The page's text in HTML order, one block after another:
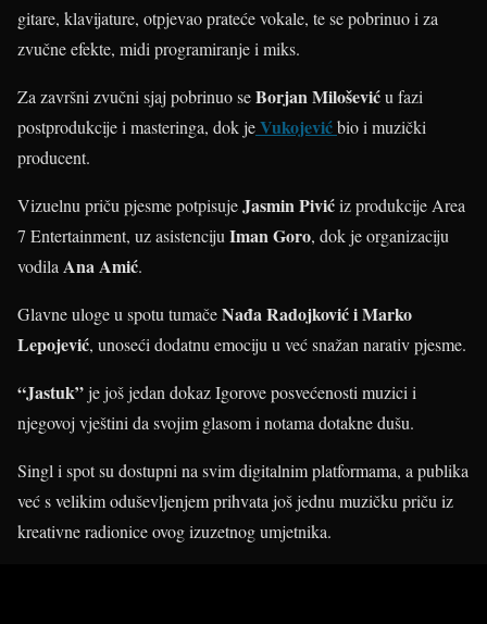
gitare, klavijature, otpjevao prateće vokale, te se pobrinuo i za
zvučne efekte, midi programiranje i miks.
Za završni zvučni sjaj pobrinuo seBorjan Miloševiću fazi
postprodukcije i masteringa, dok jeVukojevićbio i muzički
producent.
Vizuelnu priču pjesme potpisujeJasmin Pivićiz produkcije Area
7 Entertainment, uz asistenciju Iman Goro, dok je organizaciju
vodila Ana Amić.
Glavne uloge u spotu tumačeNađa Radojković i Marko
Lepojević, unoseći dodatnu emociju u već snažan narativ pjesme.
“Jastuk”je još jedan dokaz Igorove posvećenosti muzici i
njegovoj vještini da svojim glasom i notama dotakne dušu.
Singl i spot su dostupni na svim digitalnim platformama, a publika
već s velikim oduševljenjem prihvata još jednu muzičku priču iz
kreativne radionice ovog izuzetnog umjetnika.